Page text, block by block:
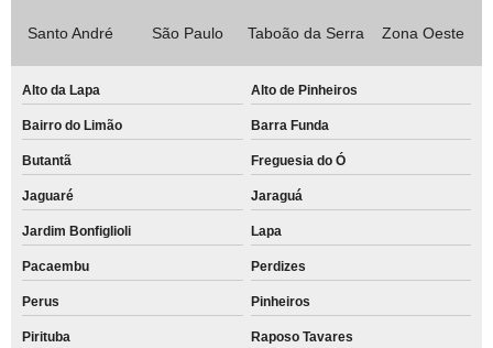
Santo André São Paulo Taboão da Serra Zona Oeste
Alto da Lapa Alto de Pinheiros
Bairro do Limão Barra Funda
Butantã Freguesia do Ó
Jaguaré Jaraguá
Jardim Bonfiglioli Lapa
Pacaembu Perdizes
Perus Pinheiros
Pirituba Raposo Tavares